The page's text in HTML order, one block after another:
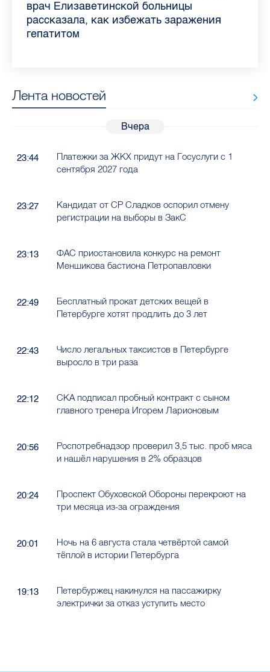
самых цитируемых СМИ Петербурга и
Ленобласти во II квартале 2026 года
врач Елизаветинской больницы
рассказала, как избежать заражения
гепатитом
педиатра для родителей
где самый высокий и самый низкий
конкурс
воспаления ахиллова сухожилия летом
рассказала о возможностях для
работающих родителей
Елизаветинской больницы ответила на
главные вопросы о заболевании
какие напитки можно приготовить дома
в жару
Лента новостей
Вчера
23:44
Платежки за ЖКХ придут на Госуслуги с 1
сентября 2027 года
23:27
Кандидат от СР Сладков оспорил отмену
регистрации на выборы в ЗакС
23:13
ФАС приостановила конкурс на ремонт
Меншикова бастиона Петропавловки
22:49
Бесплатный прокат детских вещей в
Петербурге хотят продлить до 3 лет
22:43
Число легальных таксистов в Петербурге
выросло в три раза
22:12
СКА подписал пробный контракт с сыном
главного тренера Игорем Ларионовым
20:56
Роспотребнадзор проверил 3,5 тыс. проб мяса
и нашёл нарушения в 2% образцов
20:24
Проспект Обуховской Обороны перекроют на
три месяца из-за ограждения
20:01
Ночь на 6 августа стала четвёртой самой
тёплой в истории Петербурга
19:13
Петербуржец накинулся на пассажирку
электрички за отказ уступить место